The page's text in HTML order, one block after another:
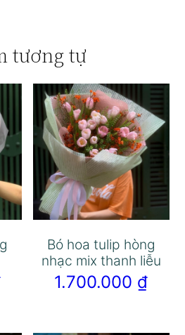
tương tự
Bó hoa tulip hòng
nhạc mix thanh liễu
1.700.000 ₫